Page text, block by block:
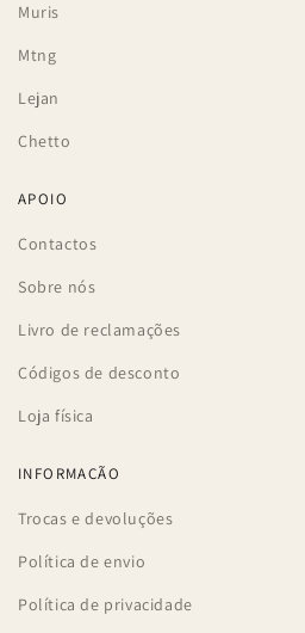
Muris
Mtng
Lejan
Chetto
APOIO
Contactos
Sobre nós
Livro de reclamações
Códigos de desconto
Loja física
INFORMAÇÃO
Trocas e devoluções
Política de envio
Política de privacidade